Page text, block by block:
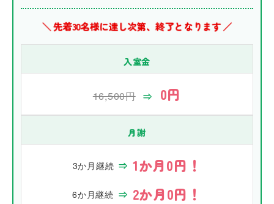
＼ 先着30名様に達し次第、終了となります ／
入室金
16,500円 ⇒ 0円
月謝
3か月継続 ⇒ 1か月0円！
6か月継続 ⇒ 2か月0円！